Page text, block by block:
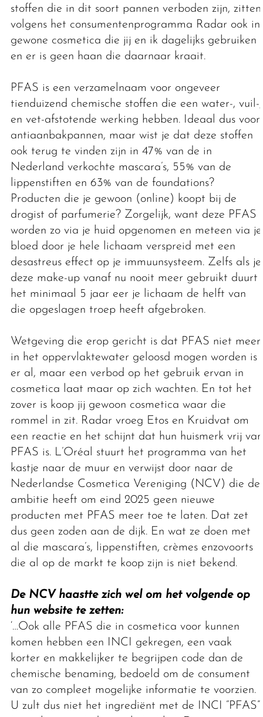
stoffen die in dit soort pannen verboden zijn, zitten
volgens het consumentenprogramma Radar ook in
gewone cosmetica die jij en ik dagelijks gebruiken
en er is geen haan die daarnaar kraait.
PFAS is een verzamelnaam voor ongeveer
tienduizend chemische stoffen die een water-, vuil-,
en vet-afstotende werking hebben. Ideaal dus voor
antiaanbakpannen, maar wist je dat deze stoffen
ook terug te vinden zijn in 47% van de in
Nederland verkochte mascara’s, 55% van de
lippenstiften en 63% van de foundations?
Producten die je gewoon (online) koopt bij de
drogist of parfumerie? Zorgelijk, want deze PFAS
worden zo via je huid opgenomen en meteen via je
bloed door je hele lichaam verspreid met een
desastreus effect op je immuunsysteem. Zelfs als je
deze make-up vanaf nu nooit meer gebruikt duurt
het minimaal 5 jaar eer je lichaam de helft van
die opgeslagen troep heeft afgebroken.
Wetgeving die erop gericht is dat PFAS niet meer
in het oppervlaktewater geloosd mogen worden is
er al, maar een verbod op het gebruik ervan in
cosmetica laat maar op zich wachten. En tot het
zover is koop jij gewoon cosmetica waar die
rommel in zit. Radar vroeg Etos en Kruidvat om
een reactie en het schijnt dat hun huismerk vrij van
PFAS is. L’Oréal stuurt het programma van het
kastje naar de muur en verwijst door naar de
Nederlandse Cosmetica Vereniging (NCV) die de
ambitie heeft om eind 2025 geen nieuwe
producten met PFAS meer toe te laten. Dat zet
dus geen zoden aan de dijk. En wat ze doen met
al die mascara’s, lippenstiften, crèmes enzovoorts
die al op de markt te koop zijn is niet bekend.
De NCV haastte zich wel om het volgende op
hun website te zetten:
‘…Ook alle PFAS die in cosmetica voor kunnen
komen hebben een INCI gekregen, een vaak
korter en makkelijker te begrijpen code dan de
chemische benaming, bedoeld om de consument
van zo compleet mogelijke informatie te voorzien.
U zult dus niet het ingrediënt met de INCI “PFAS”